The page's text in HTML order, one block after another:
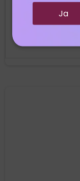
Ja
39,95 DKK